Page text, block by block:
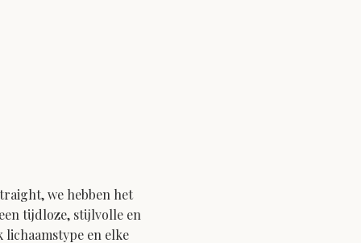
we hebben het
tijdloze, stijlvolle en
en elke